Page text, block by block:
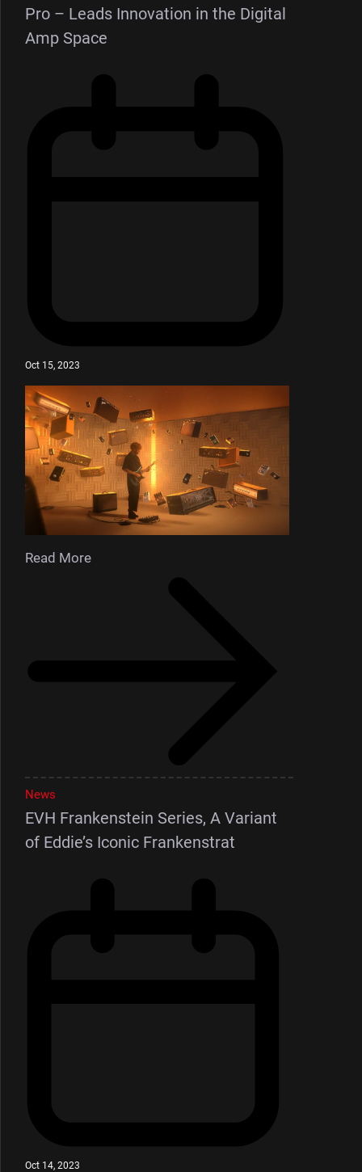
Pro – Leads Innovation in the Digital
Amp Space
Oct 15, 2023
Read More
News
EVH Frankenstein Series, A Variant
of Eddie’s Iconic Frankenstrat
Oct 14, 2023